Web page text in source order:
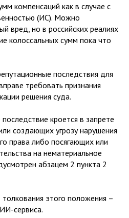
компенсаций как в случае с
(ИС). Можно
вред, но в российских реалиях
колоссальных сумм пока что
последствия для
требовать признания
решения суда.
кроется в запрете
создающих угрозу нарушения
права либо посягающих или
на нематериальное
абзацем 2 пункта 2
этого положения –
сервиса.